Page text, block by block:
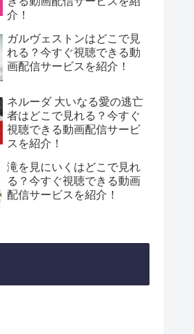
介！
ガルヴェストンはどこで見
れる？今すぐ視聴できる動
画配信サービスを紹介！
ネルーダ 大いなる愛の逃亡
者はどこで見れる？今すぐ
視聴できる動画配信サービ
スを紹介！
滝を見にいくはどこで見れ
る？今すぐ視聴できる動画
配信サービスを紹介！